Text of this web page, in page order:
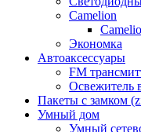
Camelion
Экономка
Автоаксессуары
FM
Освежитель
Пакеты с замком
Умный дом
Умный